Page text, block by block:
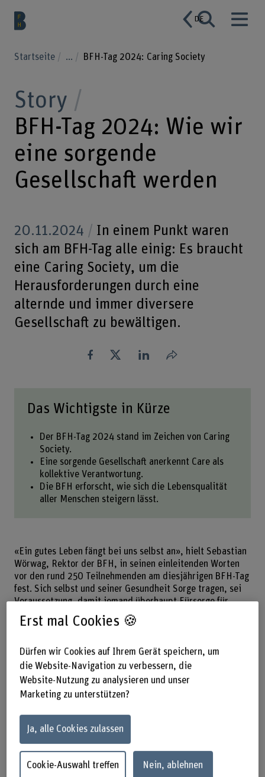
DE
Startseite ... BFH-Tag 2024: Caring Society
Story
BFH-Tag 2024: Wie wir
eine sorgende
Gesellschaft werden
20.11.2024
In einem Punkt waren
sich am BFH-Tag alle einig: Es braucht
eine Caring Society, um die
Herausforderungen durch eine
alternde und immer diversere
Gesellschaft zu bewältigen.
Teilen
Das Wichtigste in Kürze
Der BFH-Tag 2024 stand im Zeichen von Caring
Society.
Eine sorgende Gesellschaft anerkennt Care als
kollektive Verantwortung.
Die BFH erforscht, wie sich die Lebensqualität
aller Menschen steigern lässt.
«Ein gutes Leben fängt bei uns selbst an», hielt Sebastian
Wörwag, Rektor der BFH, in seinen einleitenden Worten
vor den rund 250 Teilnehmenden am diesjährigen BFH-Tag
fest. Sich selbst und seiner Gesundheit Sorge tragen, sei
Voraussetzung, damit jemand überhaupt Fürsorge für
andere übernehmen könne. Für eine Caring Society
brauche es aber auch das Gegenüber, das Miteinander.
entstehen Gesellschaften», hielt Sebastian Wörwag fest.
Erst mal Cookies 🍪
Dürfen wir Cookies auf Ihrem Gerät speichern, um
die Website-Navigation zu verbessern, die
Website-Nutzung zu analysieren und unser
Marketing zu unterstützen?
Ja, alle Cookies zulassen
Cookie-Auswahl treffen Nein, ablehnen